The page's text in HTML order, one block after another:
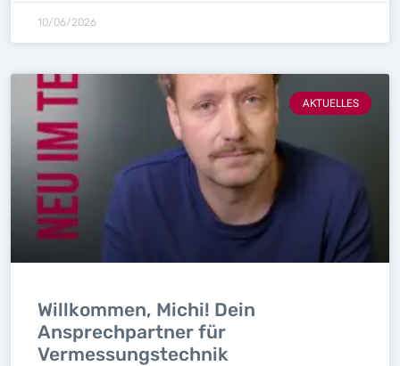
10/06/2026
AKTUELLES
Willkommen, Michi! Dein
Ansprechpartner für
Vermessungstechnik